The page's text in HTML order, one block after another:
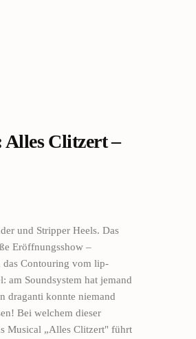
Clitzert –
und Stripper Heels. Das
Eröffnungsshow ‒
das Contouring vom lip-
am Soundsystem hat jemand
draganti konnte niemand
Bei welchem dieser
Musical „Alles Clitzert" führt